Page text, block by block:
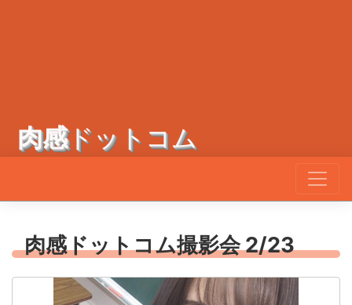
肉感ドットコム
肉感ドットコム撮影会 2/23